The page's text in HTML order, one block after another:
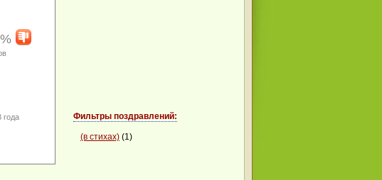
года Фильтры поздравлений:
(в стихах) (1)